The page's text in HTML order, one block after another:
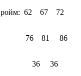
пройм: 62 67 72
76 81 86
36 36